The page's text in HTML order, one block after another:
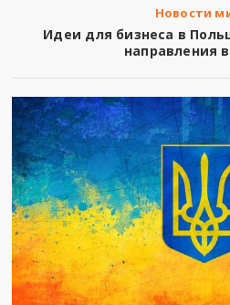
Новости
Идеи для бизнеса в
направления